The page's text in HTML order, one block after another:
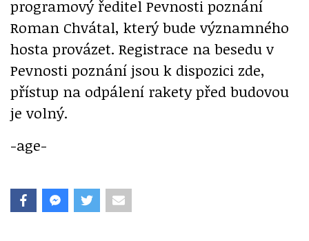
programový ředitel Pevnosti poznání
Roman Chvátal, který bude významného
hosta provázet. Registrace na besedu v
Pevnosti poznání jsou k dispozici zde,
přístup na odpálení rakety před budovou
je volný.
-age-